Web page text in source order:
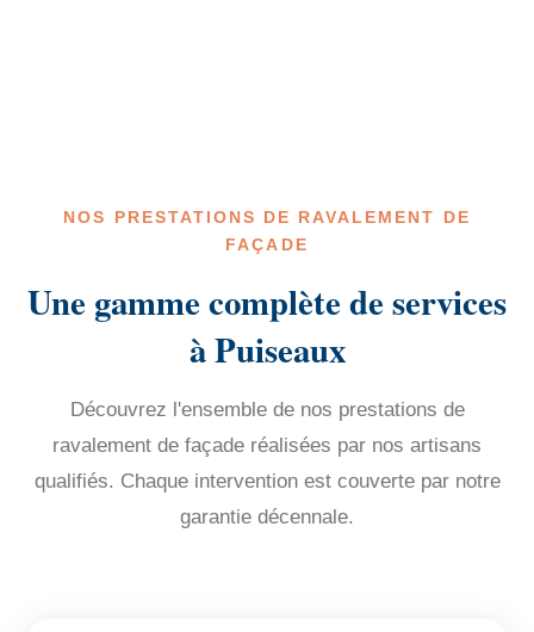
NOS PRESTATIONS DE RAVALEMENT DE
FAÇADE
Une gamme complète de services
à Puiseaux
Découvrez l'ensemble de nos prestations de
ravalement de façade réalisées par nos artisans
qualifiés. Chaque intervention est couverte par notre
garantie décennale.